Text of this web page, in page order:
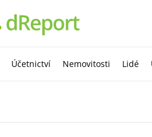
Účetnictví Nemovitosti Lidé